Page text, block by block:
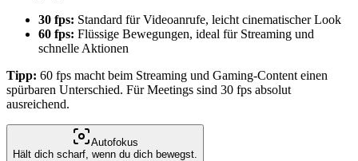
30 fps: Standard für Videoanrufe, leicht cinematischer Look
60 fps: Flüssige Bewegungen, ideal für Streaming und
schnelle Aktionen
Tipp: 60 fps macht beim Streaming und Gaming-Content einen
spürbaren Unterschied. Für Meetings sind 30 fps absolut
ausreichend.
Autofokus
Hält dich scharf, wenn du dich bewegst.